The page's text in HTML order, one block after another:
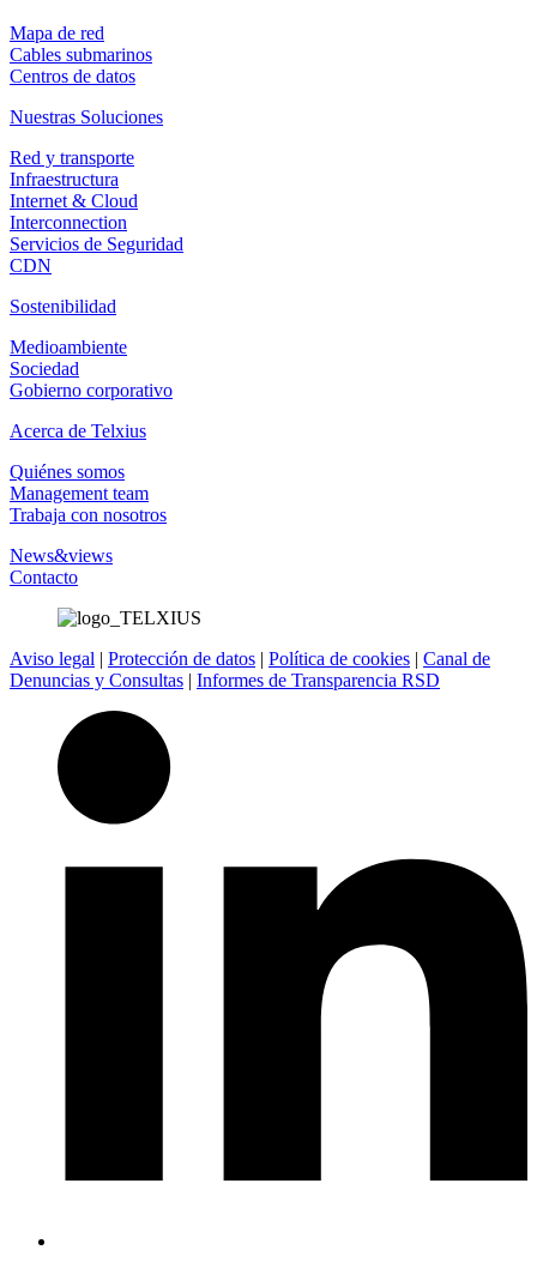
Mapa de red
Cables submarinos
Centros de datos
Nuestras Soluciones
Red y transporte
Infraestructura
Internet & Cloud
Interconnection
Servicios de Seguridad
CDN
Sostenibilidad
Medioambiente
Sociedad
Gobierno corporativo
Acerca de Telxius
Quiénes somos
Management team
Trabaja con nosotros
News&views
Contacto
Aviso legal | Protección de datos | Política de cookies | Canal de
Denuncias y Consultas | Informes de Transparencia RSD